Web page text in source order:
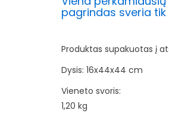
pagrindas sveria
Produktas supakuotas į
Dysis: 16x44x44 cm
Vieneto svoris:
1,20 kg